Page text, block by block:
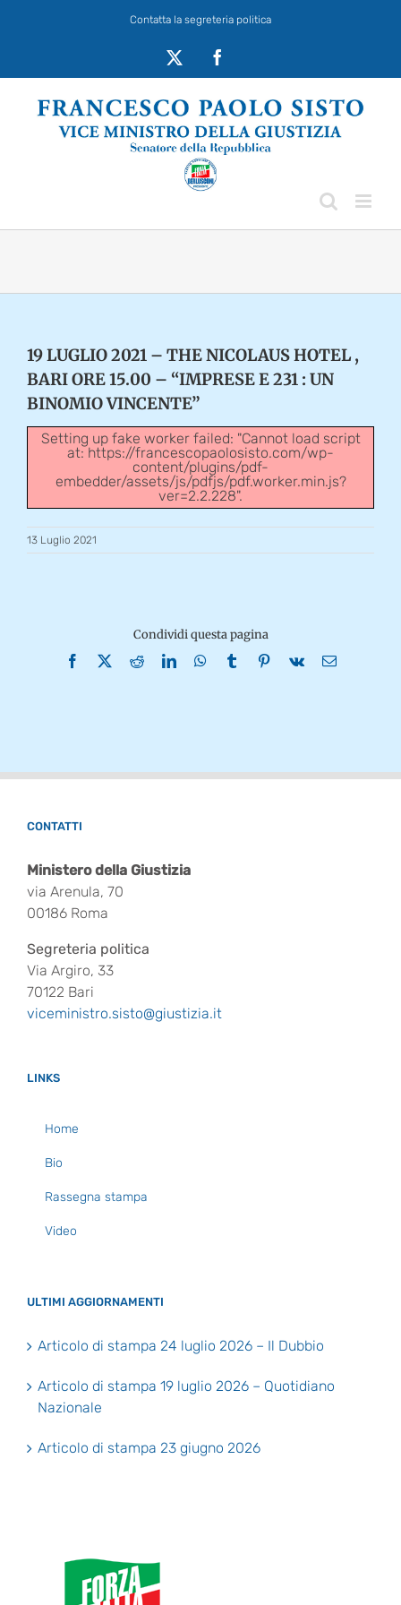
Contatta la segreteria politica
19 LUGLIO 2021 – THE NICOLAUS HOTEL ,
BARI ORE 15.00 – “IMPRESE E 231 : UN
BINOMIO VINCENTE”
Setting up fake worker failed: "Cannot load script
at: https://francescopaolosisto.com/wp-
content/plugins/pdf-
embedder/assets/js/pdfjs/pdf.worker.min.js?
ver=2.2.228".
13 Luglio 2021
Condividi questa pagina
Facebook
X RedditLinkedInWhatsApp
TumblrPinterest
Vk Email
CONTATTI
Ministero della Giustizia
via Arenula, 70
00186 Roma
Segreteria politica
Via Argiro, 33
70122 Bari
viceministro.sisto@giustizia.it
LINKS
Home
Bio
Rassegna stampa
Video
ULTIMI AGGIORNAMENTI
Articolo di stampa 24 luglio 2026 – Il Dubbio
Articolo di stampa 19 luglio 2026 – Quotidiano
Nazionale
Articolo di stampa 23 giugno 2026